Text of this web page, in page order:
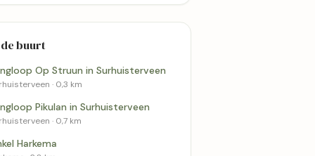
buurt
Op Struun in Surhuisterveen
· 0,3 km
Pikulan in Surhuisterveen
· 0,7 km
Harkema